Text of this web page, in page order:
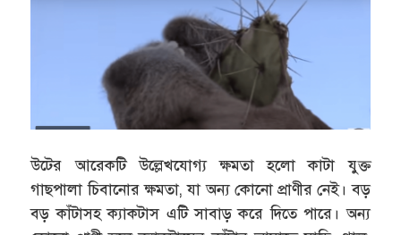
উটের আরেকটি উল্লেখযোগ্য ক্ষমতা হলো কাটা যুক্ত
গাছপালা চিবানোর ক্ষমতা, যা অন্য কোনো প্রাণীর নেই। বড়
বড় কাঁটাসহ ক্যাকটাস এটি সাবাড় করে দিতে পারে। অন্য